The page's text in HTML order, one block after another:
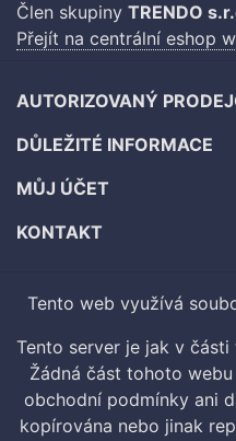
Člen skupiny TRENDO
Přejít na centrální eshop
AUTORIZOVANÝ
DŮLEŽITÉ INFORMACE
MŮJ ÚČET
KONTAKT
Tento web využívá
Tento server je jak v
Žádná část tohoto
obchodní podmínky ani
kopírována nebo jinak